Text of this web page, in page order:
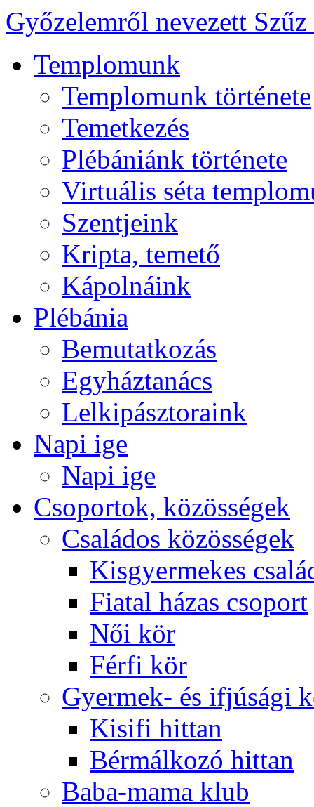
Győzelemről nevezett
Templomunk
Templomunk története
Temetkezés
Plébániánk története
Virtuális séta
Szentjeink
Kripta, temető
Kápolnáink
Plébánia
Bemutatkozás
Egyháztanács
Lelkipásztoraink
Napi ige
Napi ige
Csoportok, közösségek
Családos közösségek
Kisgyermekes
Fiatal házas csoport
Női kör
Férfi kör
Gyermek- és ifjúsági
Kisifi hittan
Bérmálkozó hittan
Baba-mama klub